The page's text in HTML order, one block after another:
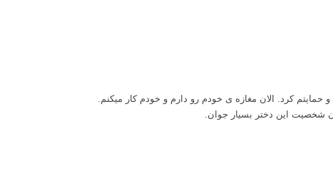
کرد. الان مغازه ی خودم رو دارم و خودم کار میکنم.
شخصیت این دختر بسیار جوان.